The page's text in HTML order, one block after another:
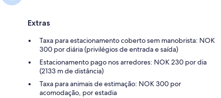
Extras
Taxa para estacionamento coberto sem manobrista: NOK
300 por diária (privilégios de entrada e saída)
Estacionamento pago nos arredores: NOK 230 por dia
(2133 m de distância)
Taxa para animais de estimação: NOK 300 por
acomodação, por estadia